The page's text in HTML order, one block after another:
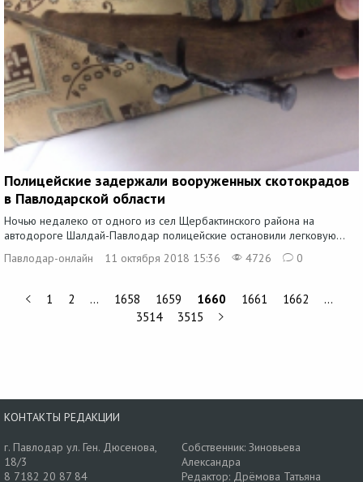
Полицейские задержали вооруженных скотокрадов
в Павлодарской области
Ночью недалеко от одного из сел Щербактинского района на
автодороге Шалдай-Павлодар полицейские остановили легковую...
Павлодар-онлайн
11 октября 2018 15:36 4726 0
1 2 … 1658 1659 1660 1661 1662
…
3514
3515
КОНТАКТЫ РЕДАКЦИИ
г. Павлодар ул. Ген. Дюсенова,
18/3
8 7182 20 87 84
Собственник: Зиновьева
Александра
Редактор: Дрёмова Татьяна